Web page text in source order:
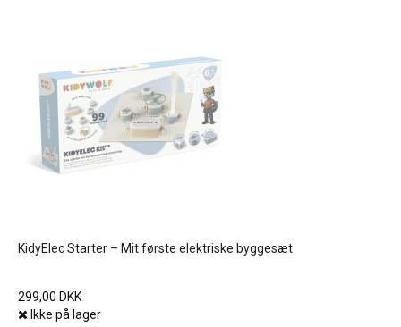
KidyElec Starter – Mit første elektriske byggesæt
299,00 DKK
Ikke på lager